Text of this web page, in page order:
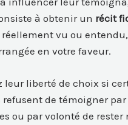
à obtenir un récit
réellement vu ou
en votre faveur.
leur liberté de choix si
refusent de témoigner
ou par volonté de rester